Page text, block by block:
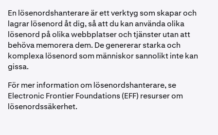
En lösenordshanterare är ett verktyg som skapar och
lagrar lösenord åt dig, så att du kan använda olika
lösenord på olika webbplatser och tjänster utan att
behöva memorera dem. De genererar starka och
komplexa lösenord som människor sannolikt inte kan
gissa.
För mer information om lösenordshanterare, se
Electronic Frontier Foundations (EFF) resurser om
lösenordssäkerhet.